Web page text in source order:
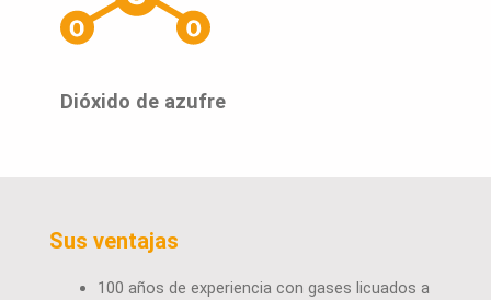
Dióxido de azufre
Sus ventajas
100 años de experiencia con gases licuados a